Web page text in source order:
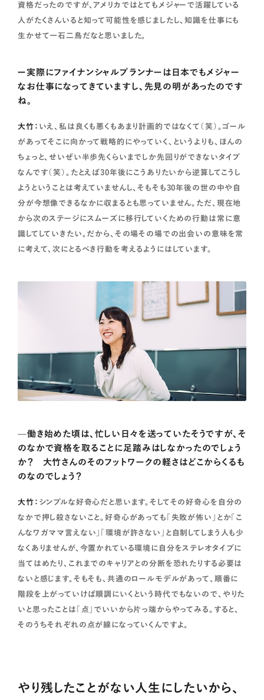
資格だったのですが、アメリカではとてもメジャーで活躍している
人がたくさんいると知って可能性を感じましたし、知識を仕事にも
生かせて一石二鳥だなと思いました。
ー実際にファイナンシャルプランナーは日本でもメジャー
なお仕事になってきていますし、先見の明があったのです
ね。
大竹： いえ、私は良くも悪くもあまり計画的ではなくて（笑）。ゴール
があってそこに向かって戦略的にやっていく、というよりも、ほんの
ちょっと、せいぜい半歩先くらいまでしか先回りができないタイプ
なんです（笑）。たとえば30年後にこうありたいから逆算してこうし
ようということは考えていませんし、そもそも30年後の世の中や自
分が今想像できるなかに収まるとも思っていません。ただ、現在地
から次のステージにスムーズに移行していくための行動は常に意
識してしていきたい。だから、その場その場での出会いの意味を常
に考えて、次にとるべき行動を考えるようにはしています。
—働き始めた頃は、忙しい日々を送っていたそうですが、そ
のなかで資格を取ることに足踏みはしなかったのでしょう
か？ 大竹さんのそのフットワークの軽さはどこからくるも
のなのでしょう？
大竹： シンプルな好奇心だと思います。そしてその好奇心を自分の
なかで押し殺さないこと。好奇心があっても「失敗が怖い」とか「こ
んなワガママ言えない」「環境が許さない」と自制してしまう人も少
なくありませんが、今置かれている環境に自分をステレオタイプに
当てはめたり、これまでのキャリアとの分断を恐れたりする必要は
ないと感じます。そもそも、共通のロールモデルがあって、順番に
階段を上がっていけば順調にいくという時代でもないので、やりた
いと思ったことは「点」でいいから片っ端からやってみる。すると、
そのうちそれぞれの点が線になっていくんですよ。
やり残したことがない人生にしたいから、